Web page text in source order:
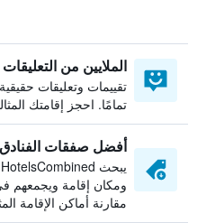
الملايين من التعليقات
تقييمات وتعليقات
تمامًا. احجز إقامتك
أفضل صفقات الفنادق
ومكان إقامة ويجمعهم
مقارنة أماكن الإقامة